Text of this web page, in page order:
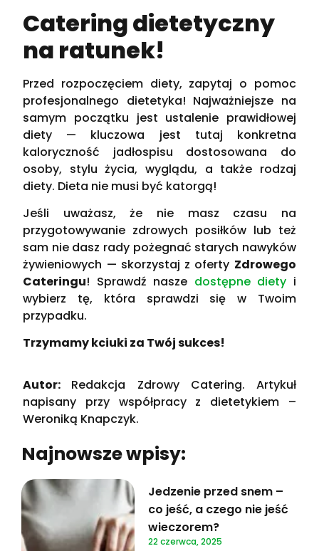
Catering dietetyczny
na ratunek!
Przed rozpoczęciem diety, zapytaj o pomoc
profesjonalnego dietetyka! Najważniejsze na
samym początku jest ustalenie prawidłowej
diety — kluczowa jest tutaj konkretna
kaloryczność jadłospisu dostosowana do
osoby, stylu życia, wyglądu, a także rodzaj
diety. Dieta nie musi być katorgą!
Jeśli uważasz, że nie masz czasu na
przygotowywanie zdrowych posiłków lub też
sam nie dasz rady pożegnać starych nawyków
żywieniowych — skorzystaj z oferty Zdrowego
Cateringu! Sprawdź nasze dostępne diety i
wybierz tę, która sprawdzi się w Twoim
przypadku.
Trzymamy kciuki za Twój sukces!
Autor: Redakcja Zdrowy Catering. Artykuł
napisany przy współpracy z dietetykiem –
Weroniką Knapczyk.
Najnowsze wpisy:
Jedzenie przed snem –
co jeść, a czego nie jeść
wieczorem?
22 czerwca, 2025